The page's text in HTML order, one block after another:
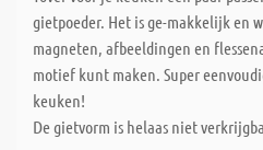
gietpoeder. Het is ge-makkelijk en
magneten, afbeeldingen en
motief kunt maken. Super
keuken!
De gietvorm is helaas niet